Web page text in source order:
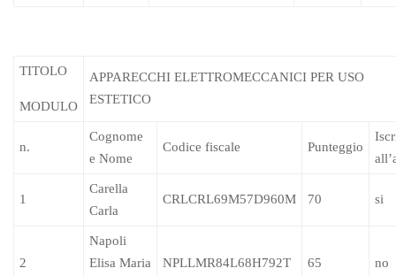
TITOLO
MODULO
APPARECCHI ELETTROMECCANICI PER USO
ESTETICO
n.
Cognome
e Nome
Codice fiscale Punteggio
1
Carella
Carla
CRLCRL69M57D960M 70 si
2
Napoli
Elisa Maria
NPLLMR84L68H792T 65 no